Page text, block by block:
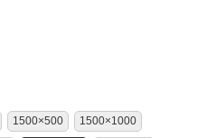
1500×500 1500×1000